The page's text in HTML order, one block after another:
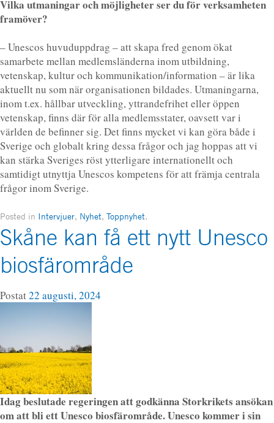
Vilka utmaningar och möjligheter ser du för verksamheten
framöver?
– Unescos huvuduppdrag – att skapa fred genom ökat
samarbete mellan medlemsländerna inom utbildning,
vetenskap, kultur och kommunikation/information – är lika
aktuellt nu som när organisationen bildades. Utmaningarna,
inom t.ex. hållbar utveckling, yttrandefrihet eller öppen
vetenskap, finns där för alla medlemsstater, oavsett var i
världen de befinner sig. Det finns mycket vi kan göra både i
Sverige och globalt kring dessa frågor och jag hoppas att vi
kan stärka Sveriges röst ytterligare internationellt och
samtidigt utnyttja Unescos kompetens för att främja centrala
frågor inom Sverige.
Posted in Intervjuer, Nyhet, Toppnyhet.
Skåne kan få ett nytt Unesco
biosfärområde
Postat22 augusti, 2024
Idag beslutade regeringen att godkänna Storkrikets ansökan
om att bli ett Unesco biosfärområde. Unesco kommer i sin